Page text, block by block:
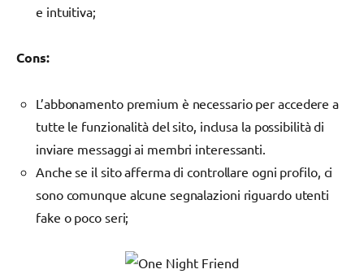
e intuitiva;
Cons:
L’abbonamento premium è necessario per accedere a
tutte le funzionalità del sito, inclusa la possibilità di
inviare messaggi ai membri interessanti.
Anche se il sito afferma di controllare ogni profilo, ci
sono comunque alcune segnalazioni riguardo utenti
fake o poco seri;